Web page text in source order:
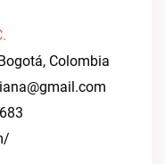
Colombia